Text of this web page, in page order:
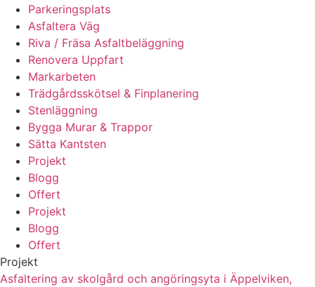
Parkeringsplats
Asfaltera Väg
Riva / Fräsa Asfaltbeläggning
Renovera Uppfart
Markarbeten
Trädgårdsskötsel & Finplanering
Stenläggning
Bygga Murar & Trappor
Sätta Kantsten
Projekt
Blogg
Offert
Projekt
Blogg
Offert
Projekt
Asfaltering av skolgård och angöringsyta i Äppelviken,